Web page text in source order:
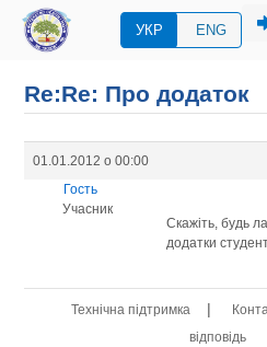
УКР ENG
Re:Re: Про додаток
01.01.2012 о 00:00
Гость
Учасник
Скажіть, будь
додатки
Технічна підтримка |
відповідь